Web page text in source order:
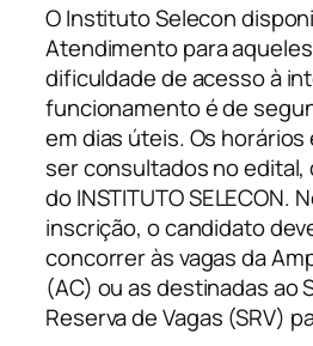
O Instituto Selecon
Atendimento para
dificuldade de acesso à
funcionamento é de
em dias úteis. Os horários
ser consultados no
do INSTITUTO SELECON.
inscrição, o candidato
concorrer às vagas da
(AC) ou as destinadas ao
Reserva de Vagas (SRV)